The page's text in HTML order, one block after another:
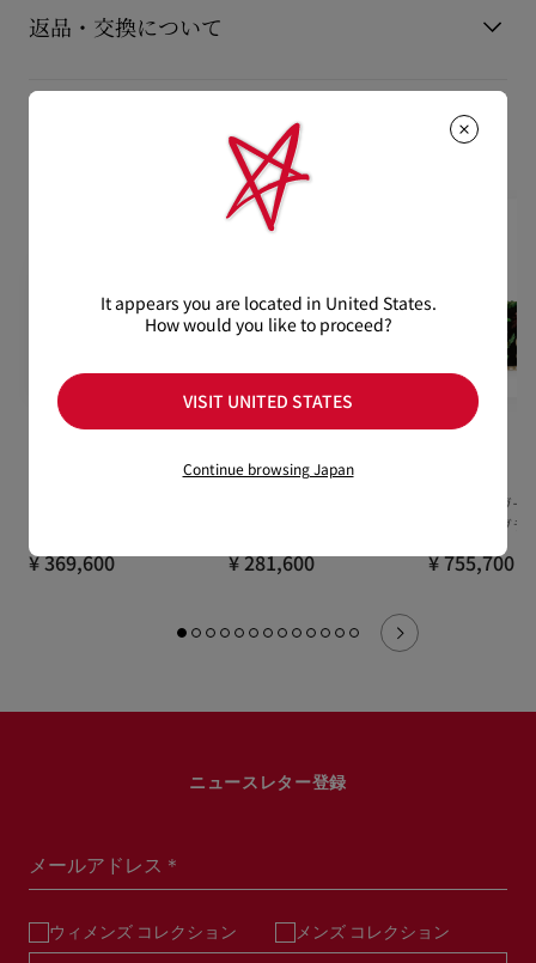
メインコンパートメント 1つ
サイズ：高さ 12 × 幅 22 × 奥行き 5 cm
15,000円(税込)以上のご注文は、送料無料でお届けいたしま
す。
通常1-2営業日以内にヤマト運輸にて発送いたします。
在庫のお取り寄せが必要な商品は、1週間程でのお届けとなりま
※なお、一部の地域や天候不良、決済確認等により発送が遅延す
詳しい配送に関する情報は下記よりご確認くださいませ。
返品・交換について
商品到着後14日以内にカスタマーサービスに返品交換のご連絡
のいただいた場合、かつ未使用の場合に限り返品交換を受け付
けております。返品送料は無料です。
詳しい返品・交換に関する情報は下記よりご確認くださいま
おすすめの製品
¥ 369,600
Bettina
¥ 281,600
クラッチ - ヴー
エード） - ブラ
¥ 755,700
ニュースレター登録
メールアドレス＊
ウィメンズ コレクション メンズ コレクション
It appears you are located in United States.
How would you like to proceed?
VISIT UNITED STATES
Continue browsing Japan